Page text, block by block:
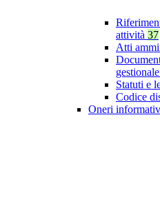
attività 37
Atti
gestionale
Statuti e
Codice
Oneri